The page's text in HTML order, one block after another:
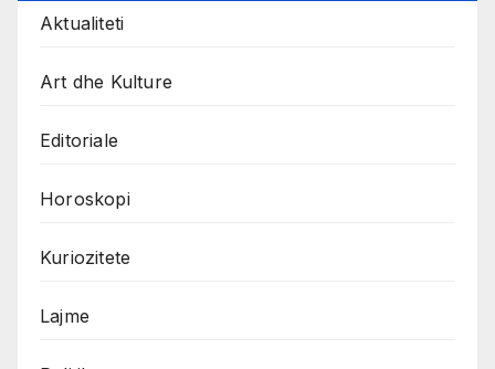
Aktualiteti
Art dhe Kulture
Editoriale
Horoskopi
Kuriozitete
Lajme